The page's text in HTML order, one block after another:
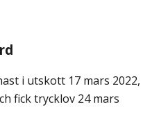
i utskott 17 mars 2022,
fick trycklov 24 mars